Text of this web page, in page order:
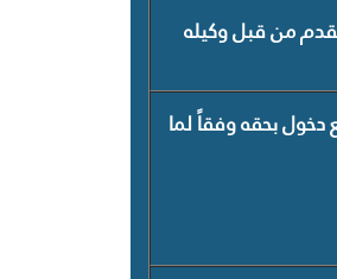
من قبل وكيله
بحقه وفقاً لما